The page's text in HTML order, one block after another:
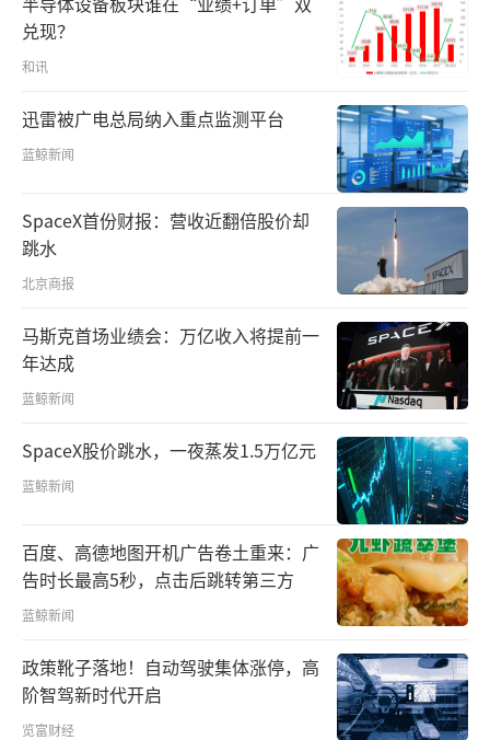
兑现？
和讯
迅雷被广电总局纳入重点监测平台
蓝鲸新闻
SpaceX首份财报：营收近翻倍股价却
跳水
北京商报
马斯克首场业绩会：万亿收入将提前一
年达成
蓝鲸新闻
SpaceX股价跳水，一夜蒸发1.5万亿元
蓝鲸新闻
百度、高德地图开机广告卷土重来：广
告时长最高5秒，点击后跳转第三方
蓝鲸新闻
政策靴子落地！自动驾驶集体涨停，高
阶智驾新时代开启
览富财经